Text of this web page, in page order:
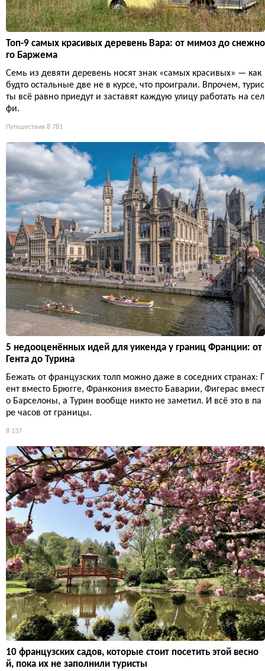
Топ-9 самых красивых деревень Вара: от мимоз до снежно
го Баржема
Семь из девяти деревень носят знак «самых красивых» — как
будто остальные две не в курсе, что проиграли. Впрочем, турис
ты всё равно приедут и заставят каждую улицу работать на сел
фи.
Путешествия 8 781
5 недооценённых идей для уикенда у границ Франции: от
Гента до Турина
Бежать от французских толп можно даже в соседних странах: Г
ент вместо Брюгге, Франкония вместо Баварии, Фигерас вмест
о Барселоны, а Турин вообще никто не заметил. И всё это в па
ре часов от границы.
8 137
10 французских садов, которые стоит посетить этой весно
й, пока их не заполнили туристы